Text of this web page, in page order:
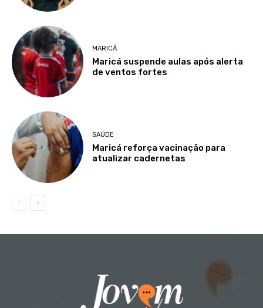
MARICÁ
Maricá suspende aulas após alerta
de ventos fortes
SAÚDE
Maricá reforça vacinação para
atualizar cadernetas